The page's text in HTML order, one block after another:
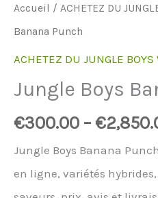
Accueil / ACHETEZ DU
Banana Punch
ACHETEZ DU JUNGLE BOYS
Jungle Boys
€300.00 – €
Jungle Boys Banana
en ligne, variétés